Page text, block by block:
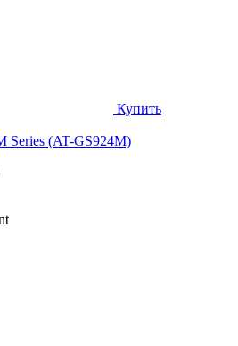
Купить
Series (AT-GS924M)